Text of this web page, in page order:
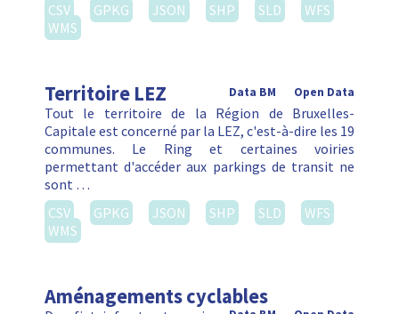
CSV
GPKG JSON SHP SLD
WFS
WMS
Territoire LEZ Open Data
Data BM
Tout le territoire de la Région de Bruxelles-
Capitale est concerné par la LEZ, c'est-à-dire les 19
communes. Le Ring et certaines voiries
permettant d'accéder aux parkings de transit ne
sont …
CSV
GPKG JSON SHP SLD
WFS
WMS
Aménagements cyclables